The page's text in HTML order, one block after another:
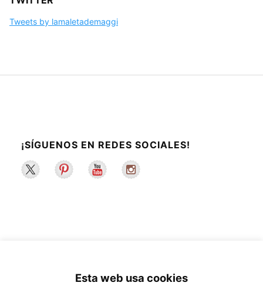
Tweets by lamaletademaggi
¡SÍGUENOS EN REDES SOCIALES!
2022 ©La Maleta de Maggie | Recetas de
Esta web usa cookies